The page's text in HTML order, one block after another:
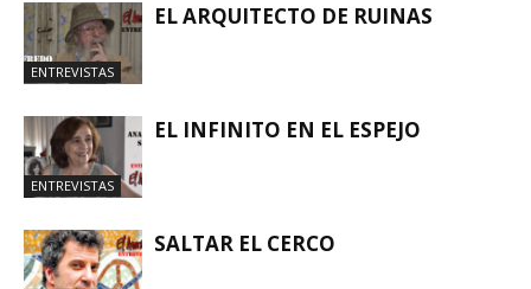
ENTREVISTAS
EL ARQUITECTO DE RUINAS
ENTREVISTAS
EL INFINITO EN EL ESPEJO
SALTAR EL CERCO